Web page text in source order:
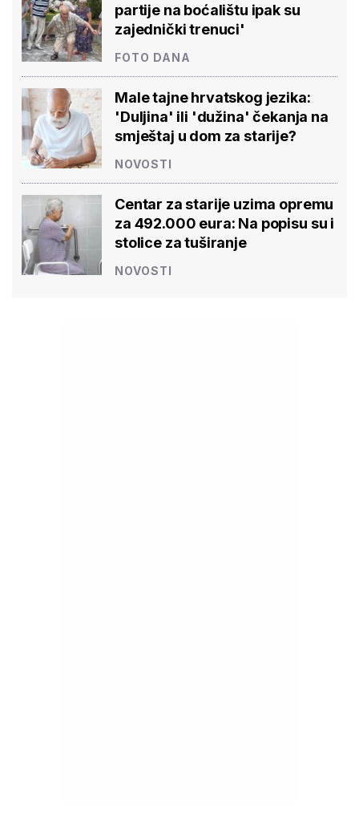
partije na boćalištu ipak su
zajednički trenuci'
FOTO DANA
Male tajne hrvatskog jezika:
'Duljina' ili 'dužina' čekanja na
smještaj u dom za starije?
NOVOSTI
Centar za starije uzima opremu
za 492.000 eura: Na popisu su i
stolice za tuširanje
NOVOSTI